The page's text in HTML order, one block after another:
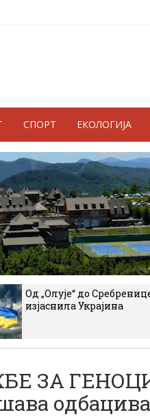
СПОРТ ЕКОЛОГИЈА
Од „Олује“ до
изјаснила Украјина
ЗА